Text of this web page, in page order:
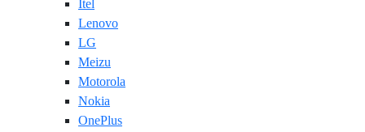
Itel
Lenovo
LG
Meizu
Motorola
Nokia
OnePlus